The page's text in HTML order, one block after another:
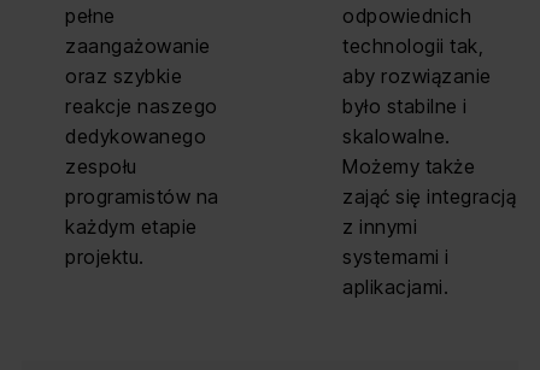
pełne
zaangażowanie
oraz szybkie
reakcje naszego
dedykowanego
zespołu
programistów na
każdym etapie
projektu.
odpowiednich
technologii tak,
aby rozwiązanie
było stabilne i
skalowalne.
Możemy także
zająć się integracją
z innymi
systemami i
aplikacjami.